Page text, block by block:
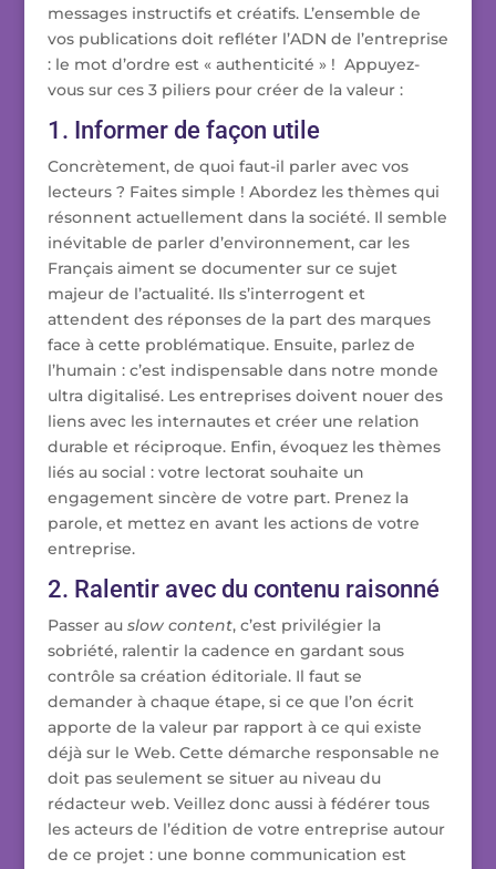
messages instructifs et créatifs. L’ensemble de
vos publications doit refléter l’ADN de l’entreprise
: le mot d’ordre est « authenticité » ! Appuyez-
vous sur ces 3 piliers pour créer de la valeur :
1. Informer de façon utile
Concrètement, de quoi faut-il parler avec vos
lecteurs ? Faites simple ! Abordez les thèmes qui
résonnent actuellement dans la société. Il semble
inévitable de parler d’environnement, car les
Français aiment se documenter sur ce sujet
majeur de l’actualité. Ils s’interrogent et
attendent des réponses de la part des marques
face à cette problématique. Ensuite, parlez de
l’humain : c’est indispensable dans notre monde
ultra digitalisé. Les entreprises doivent nouer des
liens avec les internautes et créer une relation
durable et réciproque. Enfin, évoquez les thèmes
liés au social : votre lectorat souhaite un
engagement sincère de votre part. Prenez la
parole, et mettez en avant les actions de votre
entreprise.
2. Ralentir avec du contenu raisonné
Passer au slow content, c’est privilégier la
sobriété, ralentir la cadence en gardant sous
contrôle sa création éditoriale. Il faut se
demander à chaque étape, si ce que l’on écrit
apporte de la valeur par rapport à ce qui existe
déjà sur le Web. Cette démarche responsable ne
doit pas seulement se situer au niveau du
rédacteur web. Veillez donc aussi à fédérer tous
les acteurs de l’édition de votre entreprise autour
de ce projet : une bonne communication est